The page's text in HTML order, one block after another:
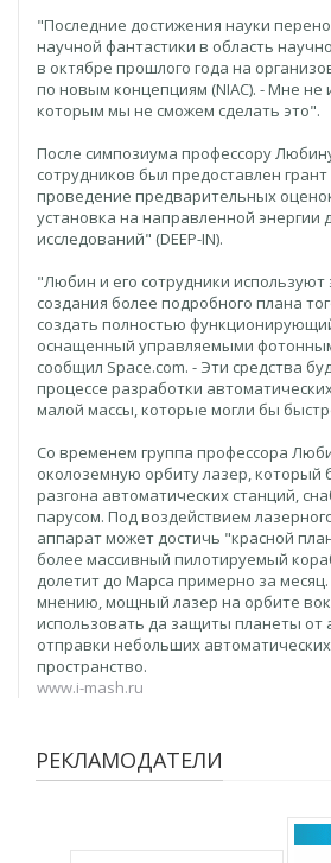
"Последние достижения науки
научной фантастики в область
в октябре прошлого года на
по новым концепциям (NIAC). - Мне
которым мы не сможем сделать это".
После симпозиума профессору
сотрудников был предоставлен
проведение предварительных
установка на направленной энергии
исследований" (DEEP-IN).
"Любин и его сотрудники
создания более подробного плана
создать полностью
оснащенный управляемыми
сообщил Space.com. - Эти средства
процессе разработки
малой массы, которые могли бы
Со временем группа профессора
околоземную орбиту лазер, который
разгона автоматических станций,
парусом. Под воздействием
аппарат может достичь "красной
более массивный пилотируемый
долетит до Марса примерно за месяц.
мнению, мощный лазер на орбите
использовать да защиты планеты от
отправки небольших
пространство.
www.i-mash.ru
РЕКЛАМОДАТЕЛИ